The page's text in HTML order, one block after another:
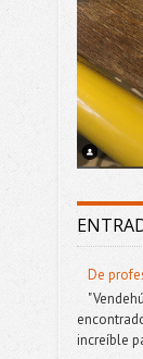
De
increíble